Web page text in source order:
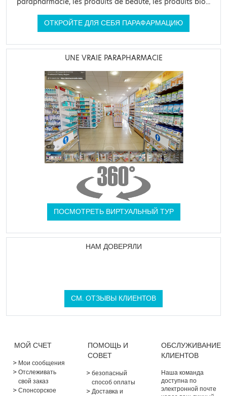
ОТКРОЙТЕ ДЛЯ СЕБЯ ПАРАФАРМАЦИЮ
UNE VRAIE PARAPHARMACIE
ПОСМОТРЕТЬ ВИРТУАЛЬНЫЙ ТУР
НАМ ДОВЕРЯЛИ
СМ. ОТЗЫВЫ КЛИЕНТОВ
МОЙ СЧЕТ
Мои сообщения
Отслеживать
свой заказ
Спонсорское
ПОМОЩЬ И
СОВЕТ
безопасный
способ оплаты
Доставка и
ОБСЛУЖИВАНИЕ
КЛИЕНТОВ
Наша команда
доступна по
электронной почте